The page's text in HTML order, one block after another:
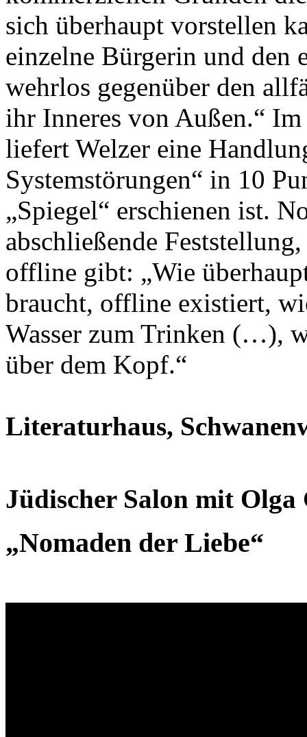
sich überhaupt vorstellen
einzelne Bürgerin und den
wehrlos gegenüber den
ihr Inneres von Außen.“
liefert Welzer eine
Systemstörungen“ in 10
„Spiegel“ erschienen ist.
abschließende
offline gibt: „Wie
braucht, offline existiert,
Wasser zum Trinken (…),
über dem Kopf.“
Literaturhaus,
Jüdischer Salon mit Olga
„Nomaden der Liebe“